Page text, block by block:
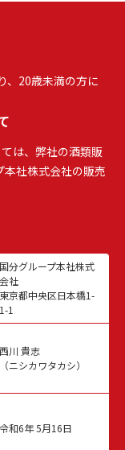
、20歳未満の方に
は、弊社の酒類販
社株式会社の販売
国分グループ本社株式
会社
東京都中央区日本橋1-
1-1
西川 貴志
（ニシカワタカシ）
令和6年 5月16日